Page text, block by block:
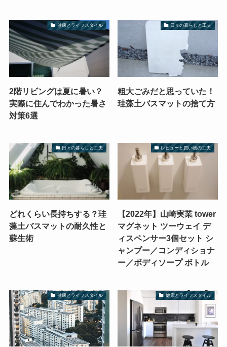
健康とライフスタイル
2階リビングは夏に暑い？
実際に住んでわかった暑さ
対策6選
日々の暮らしと工夫
粗大ごみだと思っていた！
珪藻土バスマットの捨て方
日々の暮らしと工夫
どれくらい長持ちする？珪
藻土バスマットの耐久性と
蘇生術
レビューと買い物の工夫
【2022年】山崎実業 tower
マグネット ツーウェイ デ
ィスペンサー3個セット シ
ャンプー／コンディショナ
ー／ボディソープ ボトル
健康とライフスタイル 健康とライフスタイル